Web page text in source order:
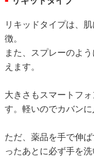
リキッドタイプは、
徴。
また、スプレーのよ
えます。
大きさもスマートフ
す。軽いのでカバン
ただ、薬品を手で伸
ったあとに必ず手を洗